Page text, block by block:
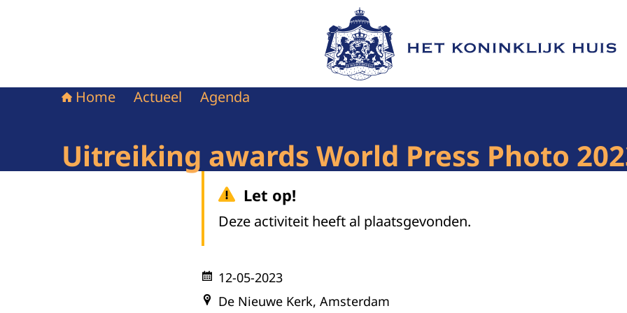
Naar de homepage van Het Koninklijk Huis
Home Actueel Agenda
Uitreiking awards World Press Photo
Let op!
Deze activiteit heeft al plaatsgevonden.
12-05-2023
De Nieuwe Kerk, Amsterdam